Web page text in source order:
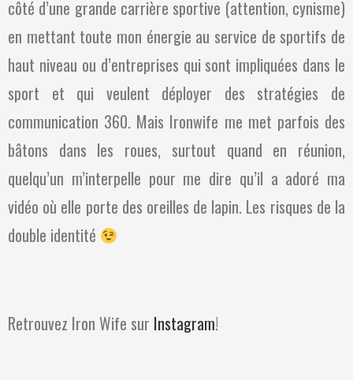
côté d’une grande carrière sportive (attention, cynisme)
en mettant toute mon énergie au service de sportifs de
haut niveau ou d’entreprises qui sont impliquées dans le
sport et qui veulent déployer des stratégies de
communication 360. Mais Ironwife me met parfois des
bâtons dans les roues, surtout quand en réunion,
quelqu’un m’interpelle pour me dire qu’il a adoré ma
vidéo où elle porte des oreilles de lapin. Les risques de la
double identité
Retrouvez Iron Wife sur Instagram!